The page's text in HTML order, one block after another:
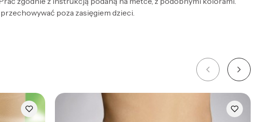
poza zasięgiem dzieci.